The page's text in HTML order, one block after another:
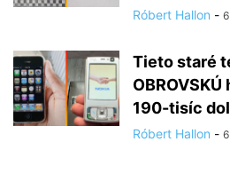
Róbert Hallon -
Tieto staré
190-tisíc
Róbert Hallon -